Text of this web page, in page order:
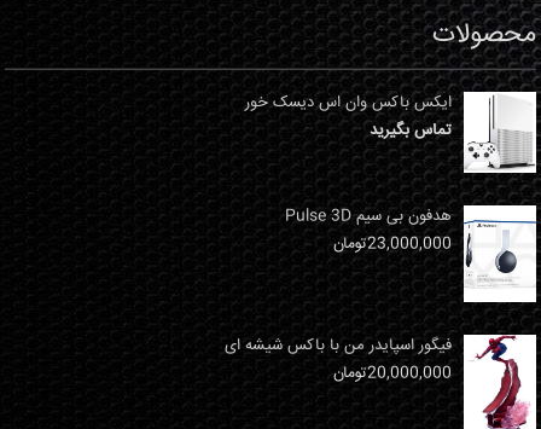
محصولات
ایکس باکس وان اس دیسک خور
تماس بگیرید
هدفون بی سیم Pulse 3D
23,000,000تومان
فیگور اسپایدر من با باکس شیشه ای
20,000,000تومان